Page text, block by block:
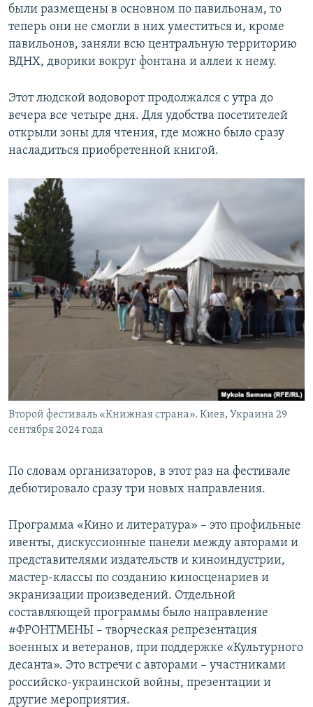
были размещены в основном по павильонам, то
теперь они не смогли в них уместиться и, кроме
павильонов, заняли всю центральную территорию
ВДНХ, дворики вокруг фонтана и аллеи к нему.
Этот людской водоворот продолжался с утра до
вечера все четыре дня. Для удобства посетителей
открыли зоны для чтения, где можно было сразу
насладиться приобретенной книгой.
Второй фестиваль «Книжная страна». Киев, Украина 29
сентября 2024 года
По словам организаторов, в этот раз на фестивале
дебютировало сразу три новых направления.
Программа «Кино и литература» – это профильные
ивенты, дискуссионные панели между авторами и
представителями издательств и киноиндустрии,
мастер-классы по созданию киносценариев и
экранизации произведений. Отдельной
составляющей программы было направление
#ФРОНТМЕНЫ – творческая репрезентация
военных и ветеранов, при поддержке «Культурного
десанта». Это встречи с авторами – участниками
российско-украинской войны, презентации и
другие мероприятия.